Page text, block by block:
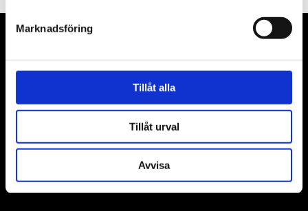
Marknadsföring
Tillåt alla
Tillåt urval
Avvisa
Adress: Elementvägen 7, 702 27 Örebro
Eller ring oss:019-20 73 30